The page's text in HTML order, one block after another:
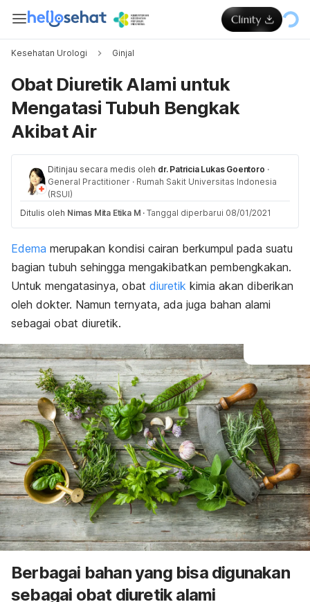
Kesehatan Urologi Ginjal
Obat Diuretik Alami untuk
Mengatasi Tubuh Bengkak
Akibat Air
Ditinjau secara medis oleh dr. Patricia Lukas Goentoro ·
General Practitioner · Rumah Sakit Universitas Indonesia
(RSUI)
Ditulis oleh Nimas Mita Etika M · Tanggal diperbarui 08/01/2021
Edema merupakan kondisi cairan berkumpul pada suatu
bagian tubuh sehingga mengakibatkan pembengkakan.
Untuk mengatasinya, obat diuretik kimia akan diberikan
oleh dokter. Namun ternyata, ada juga bahan alami
sebagai obat diuretik.
Berbagai bahan yang bisa digunakan
sebagai obat diuretik alami